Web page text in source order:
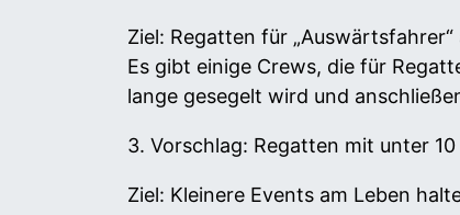
Ziel: Regatten für
Es gibt einige Crews, die für
lange gesegelt wird und
3. Vorschlag: Regatten mit unter
Ziel: Kleinere Events am Leben